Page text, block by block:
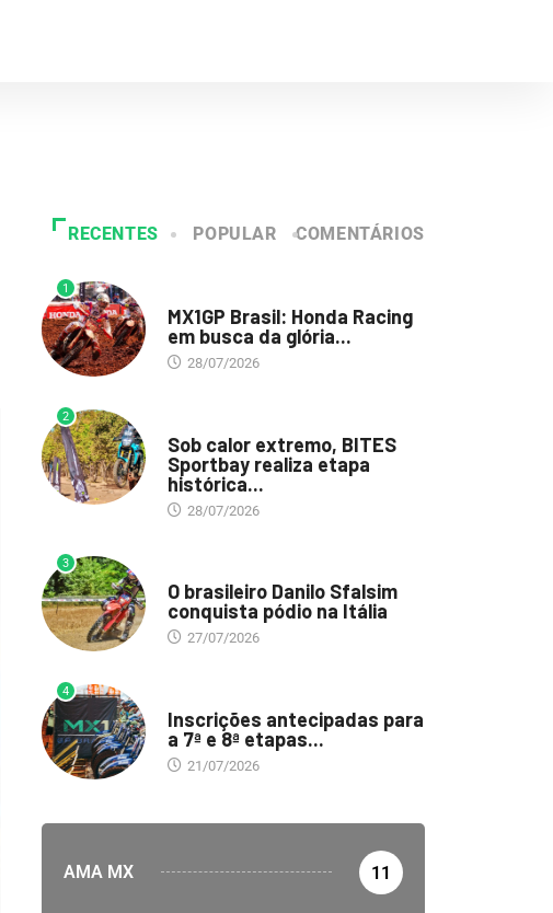
RECENTES POPULAR COMENTÁRIOS
1
MX1GP Brasil: Honda Racing
em busca da glória...
28/07/2026
2
Sob calor extremo, BITES
Sportbay realiza etapa
histórica...
28/07/2026
3
O brasileiro Danilo Sfalsim
conquista pódio na Itália
27/07/2026
4
Inscrições antecipadas para
a 7ª e 8ª etapas...
21/07/2026
AMA MX 11